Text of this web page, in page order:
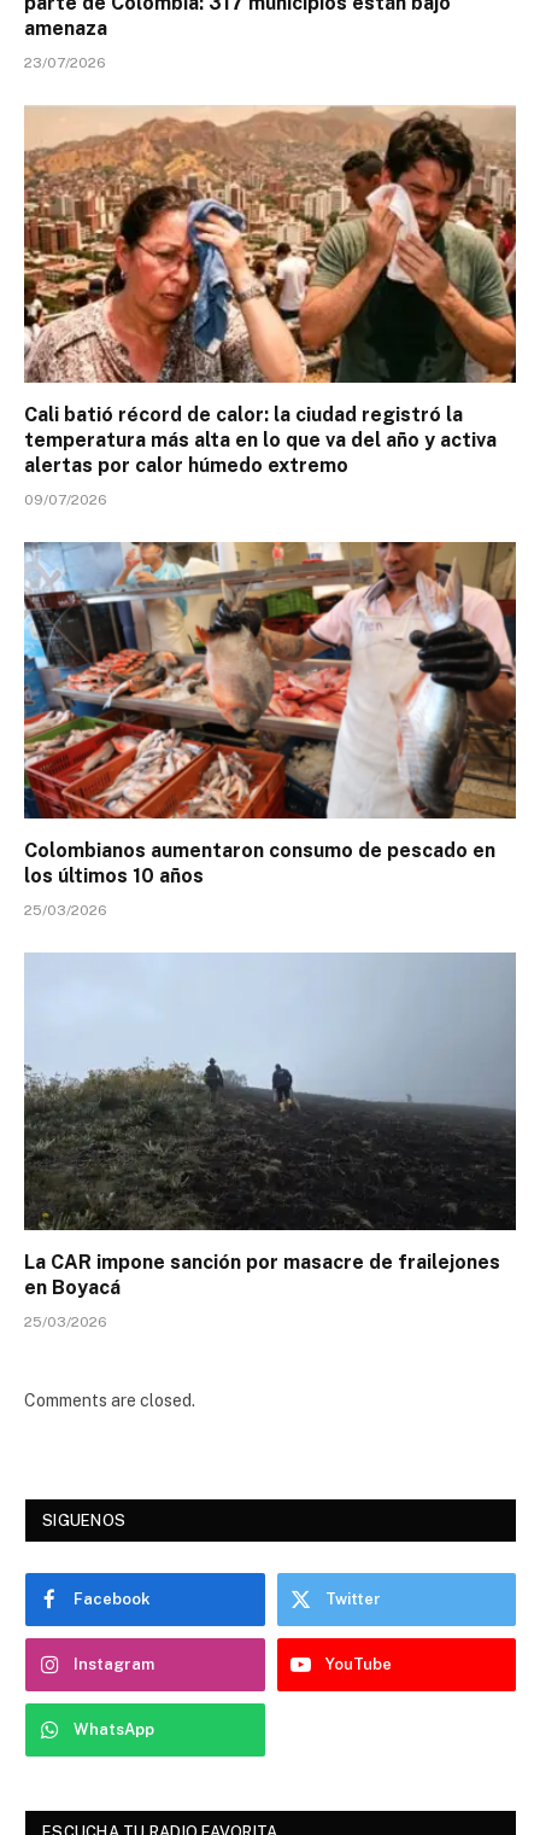
amenaza
23/07/2026
Cali batió récord de calor: la ciudad registró la
temperatura más alta en lo que va del año y activa
alertas por calor húmedo extremo
09/07/2026
Colombianos aumentaron consumo de pescado en
los últimos 10 años
25/03/2026
La CAR impone sanción por masacre de frailejones
en Boyacá
25/03/2026
Comments are closed.
SIGUENOS
Facebook Twitter
Instagram YouTube
WhatsApp
ESCUCHA TU RADIO FAVORITA